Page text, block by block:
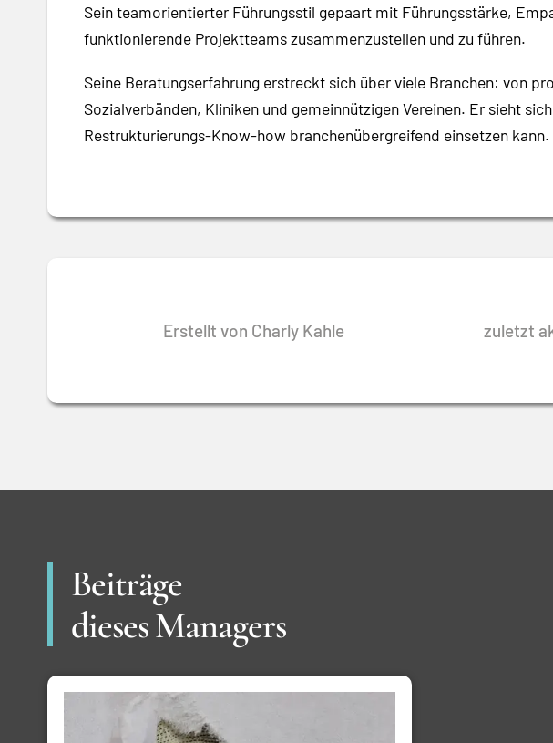
Sein teamorientierter Führungsstil gepaart mit Führungsstärke,
funktionierende Projektteams zusammenzustellen und zu führen.
Seine Beratungserfahrung erstreckt sich über viele Branchen: von
Sozialverbänden, Kliniken und gemeinnützigen Vereinen. Er sieht
Restrukturierungs-Know-how branchenübergreifend einsetzen kann.
Erstellt von Charly Kahle zuletzt
Beiträge
dieses Managers